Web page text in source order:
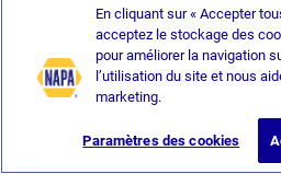
En cliquant sur « Accepter
acceptez le stockage des
pour améliorer la navigation
l’utilisation du site et nous
marketing.
Paramètres des cookies